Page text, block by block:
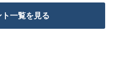
ト一覧を見る